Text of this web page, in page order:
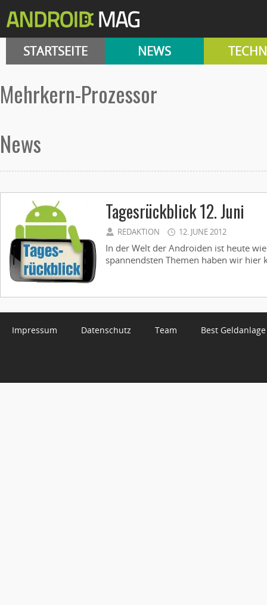
STARTSEITE NEWS
Mehrkern-Prozessor
News
Tagesrückblick 12. Juni
REDAKTION 12. JUNE 2012
In der Welt der Androiden ist heute
spannendsten Themen haben wir hier
Impressum Datenschutz Team Best Geldanlage